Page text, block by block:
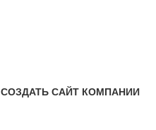
СОЗДАТЬ САЙТ КОМПАНИИ